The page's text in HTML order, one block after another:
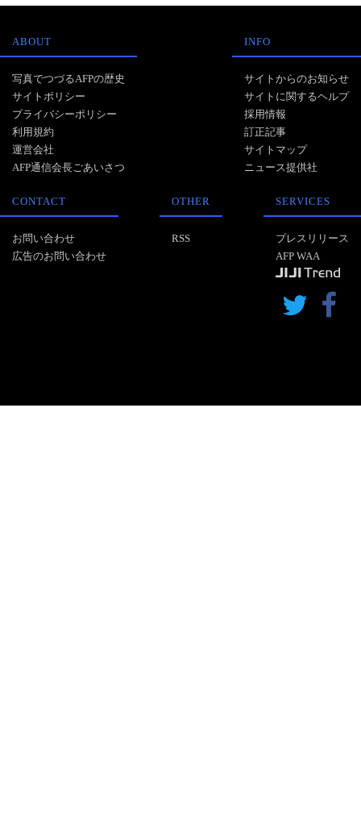
ABOUT
写真でつづるAFPの歴史
サイトポリシー
プライバシーポリシー
利用規約
運営会社
AFP通信会長ごあいさつ
INFO
サイトからのお知らせ
サイトに関するヘルプ
採用情報
訂正記事
サイトマップ
ニュース提供社
CONTACT
お問い合わせ
広告のお問い合わせ
OTHER
RSS
SERVICES
プレスリリース
AFP WAA